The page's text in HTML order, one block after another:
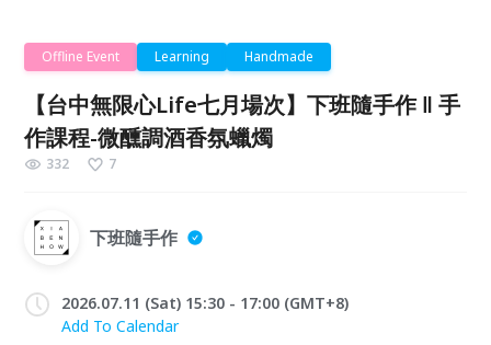
Offline Event Learning Handmade
【台中無限心Life七月場次】下班隨手作 ‖ 手
作課程-微醺調酒香氛蠟燭
332 7
下班隨手作
2026.07.11 (Sat) 15:30 - 17:00 (GMT+8)
Add To Calendar